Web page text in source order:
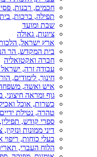
חכמים, רבנות,
תפילה, ברכות,
שבת ומועד
ציונות, גאולה
ארץ ישראל,
בית המקדש, הר
חברה ואקטואליה
עבודה זרה, ישראל
חינוך, לימודים,
איש ואשה,
גוף ומראה חיצוני,
כשרות, אוכל
טהרה, נטילת
ספרי קודש, תפילין,
דיני ממונות
בעלי כוחות, ריפוי
הלוח העברי,